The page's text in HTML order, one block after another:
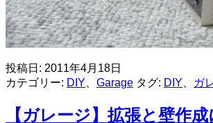
投稿日: 2011年4月18日
カテゴリー: DIY Garage タグ: DIY ガ
【ガレージ】拡張と壁作成